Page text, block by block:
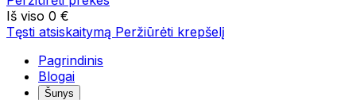
Iš viso 0 €
Tęsti atsiskaitymą Peržiūrėti krepšelį
Pagrindinis
Blogai
Šunys